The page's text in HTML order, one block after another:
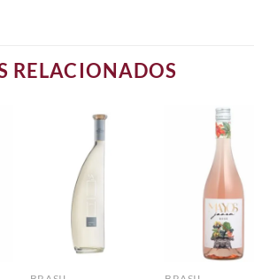
RELACIONADOS